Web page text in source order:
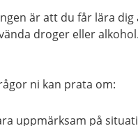
är att du får lära
droger eller
ni kan prata om:
uppmärksam på